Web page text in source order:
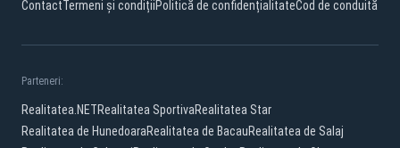
ContactTermeni și condițiiPolitică de confidențialitateCod de conduită
Parteneri:
Realitatea.NETRealitatea SportivaRealitatea Star
Realitatea de HunedoaraRealitatea de BacauRealitatea de Salaj